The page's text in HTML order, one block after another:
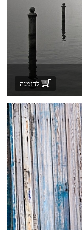
להזמנה